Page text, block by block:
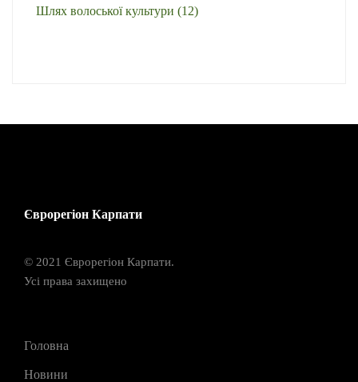
Шлях волоської культури (12)
Єврорегіон Карпати
© 2021 Єврорегіон Карпати.
Усі права захищено
Головна
Новини